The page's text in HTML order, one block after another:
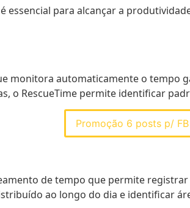
essencial para alcançar a
monitora automaticamente o tempo
o RescueTime permite identificar
Promoção 6 posts p/
de tempo que permite
ao longo do dia e identificar